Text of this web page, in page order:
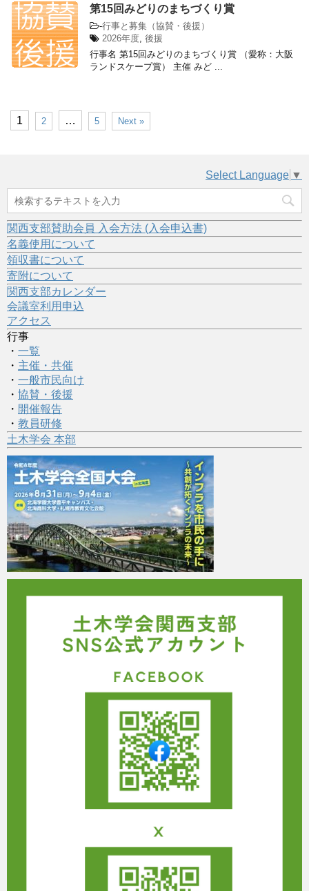
第15回みどりのまちづくり賞
-行事と募集（協賛・後援）
2026年度 後援
行事名 第15回みどりのまちづくり賞 （愛称：大阪
ランドスケープ賞） 主催 みど ...
1 2 … 5 Next »
Select Language ▼
関西支部賛助会員 入会方法 (入会申込書)
名義使用について
領収書について
寄附について
関西支部カレンダー
会議室利用申込
アクセス
行事
・ 一覧
・ 主催・共催
・ 一般市民向け
・ 協賛・後援
・ 開催報告
・ 教員研修
土木学会 本部